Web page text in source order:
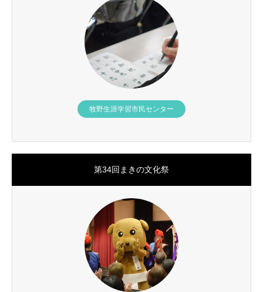
牧野生涯学習市民センター
第34回まきの文化祭